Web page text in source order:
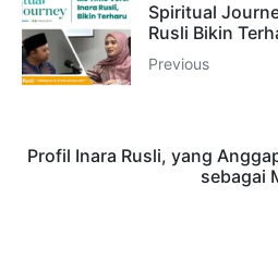
Spiritual
Rusli Bikin
Previous
Profil Inara Rusli, yang
sebagai